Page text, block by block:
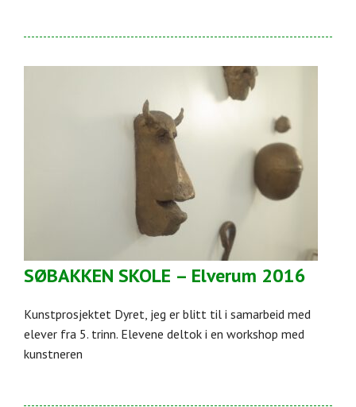
SØBAKKEN SKOLE – Elverum 2016
Kunstprosjektet Dyret, jeg er blitt til i samarbeid med
elever fra 5. trinn. Elevene deltok i en workshop med
kunstneren